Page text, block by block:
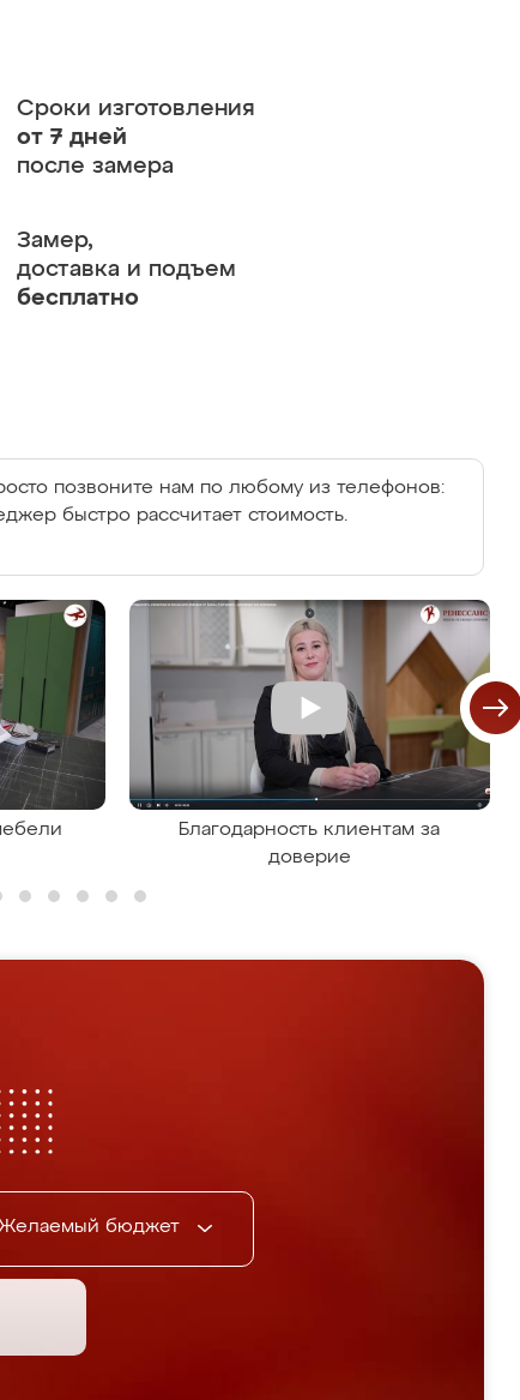
Сроки изготовления
от 7 дней
после замера
Замер,
доставка и подъем
бесплатно
позвоните нам по любому из телефонов:
быстро рассчитает стоимость.
Благодарность клиентам за
доверие
бюджет